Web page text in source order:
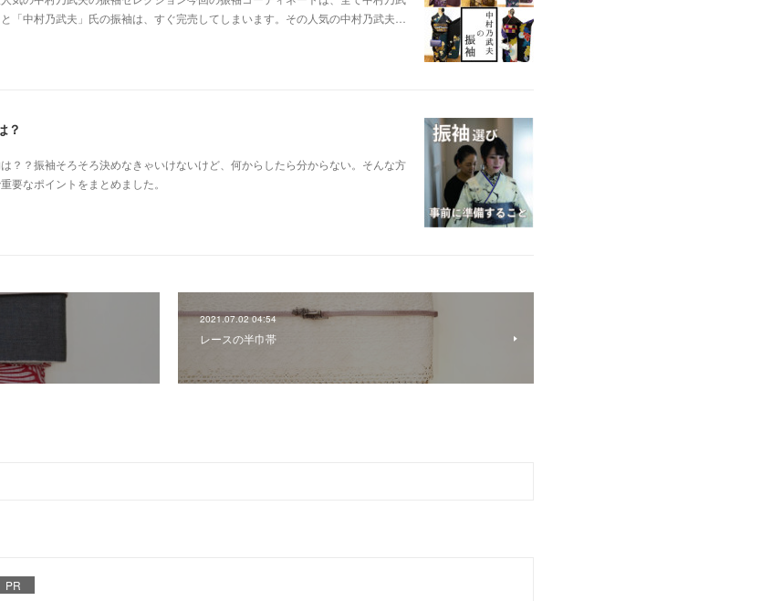
「中村乃武夫」氏の振袖は、すぐ完売してしまいます。その人気の中村乃武夫…
？
？？振袖そろそろ決めなきゃいけないけど、何からしたら分からない。そんな方
要なポイントをまとめました。
2021.07.02 04:54
レースの半巾帯
PR